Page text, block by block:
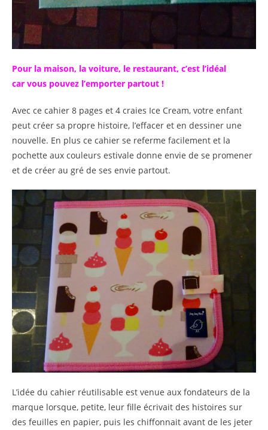
Pour la maison, la voiture, le restaurant, c’est l’idéal
car vous pouvez l’emporter partout !
Avec ce cahier 8 pages et 4 craies Ice Cream, votre enfant
peut créer sa propre histoire, l’effacer et en dessiner une
nouvelle. En plus ce cahier se referme facilement et la
pochette aux couleurs estivale donne envie de se promener
et de créer au gré de ses envie partout.
L’idée du cahier réutilisable est venue aux fondateurs de la
marque lorsque, petite, leur fille écrivait des histoires sur
des feuilles en papier, puis les chiffonnait avant de les jeter